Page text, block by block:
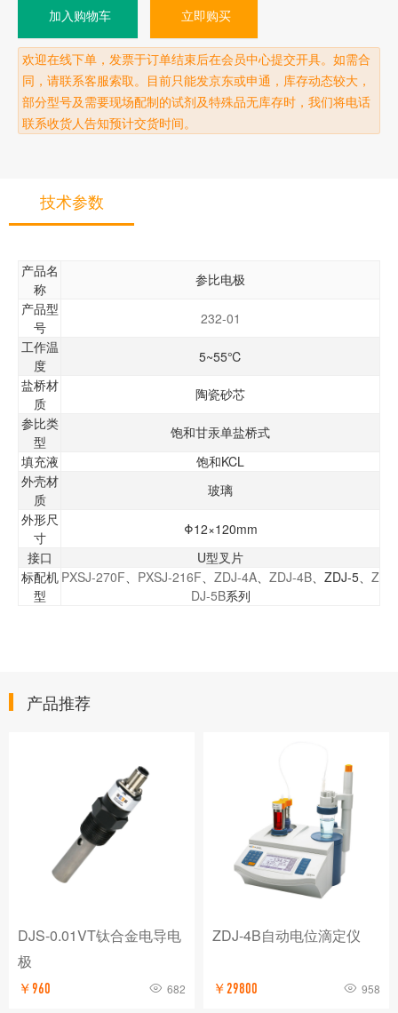
加入购物车 立即购买
欢迎在线下单，发票于订单结束后在会员中心提交开具。如需合
同，请联系客服索取。目前只能发京东或申通，库存动态较大，
部分型号及需要现场配制的试剂及特殊品无库存时，我们将电话
联系收货人告知预计交货时间。
技术参数
产品名
称
参比电极
产品型
号
232-01
工作温
度
5~55℃
盐桥材
质
陶瓷砂芯
参比类
型
饱和甘汞单盐桥式
填充液
饱和KCL
外壳材
质
玻璃
外形尺
寸
Φ12×120mm
接口
U型叉片
标配机
型
PXSJ-270F、 PXSJ-216F、 ZDJ-4A、 ZDJ-4B、ZDJ-5、 Z
DJ-5B系列
产品推荐
DJS-0.01VT钛合金电导电
极
￥960 682
ZDJ-4B自动电位滴定仪
￥29800 958